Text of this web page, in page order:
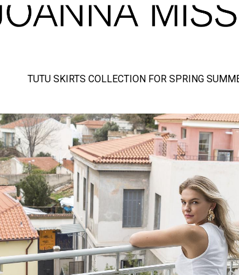
TUTU SKIRTS COLLECTION FOR SPRING